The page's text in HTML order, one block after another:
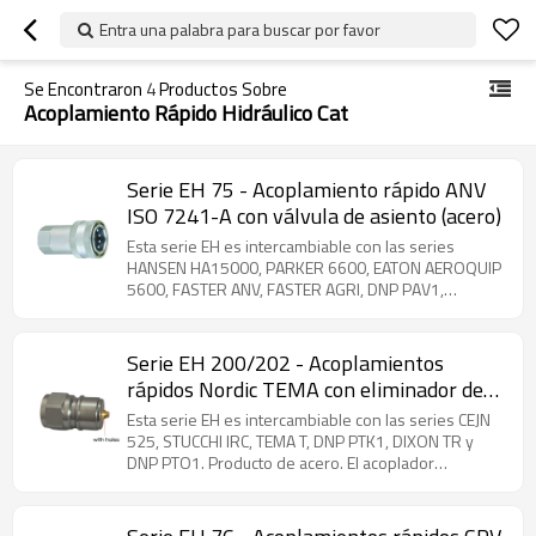
Entra una palabra para buscar por favor
Se Encontraron 4Productos Sobre
Acoplamiento Rápido Hidráulico Cat
Serie EH 75 - Acoplamiento rápido ANV
ISO 7241-A con válvula de asiento (acero)
Esta serie EH es intercambiable con las series
HANSEN HA15000, PARKER 6600, EATON AEROQUIP
5600, FASTER ANV, FASTER AGRI, DNP PAV1,
acoplador rápido de tipo vástago compatible con la
norma ISO 7241-1-A. Fabricada en acero al carbono
con revestimiento de zinc, garantiza
intercambiabilidad global y está disponible en
tamaños de ¼'' a 2''. Gracias a su versatilidad, la serie
75 se utiliza ampliamente en sistemas hidráulicos,
Serie EH 200/202 - Acoplamientos
rápidos Nordic TEMA con eliminador de
presión (acero, latón)
Esta serie EH es intercambiable con las series CEJN
525, STUCCHI IRC, TEMA T, DNP PTK1, DIXON TR y
DNP PTO1. Producto de acero. El acoplador
para aplicaciones hidráulicas exigentes. Su manguito